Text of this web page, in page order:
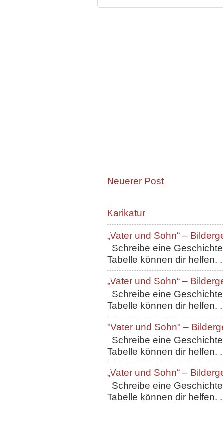
Neuerer Post
Karikatur
„Vater und Sohn“ –
Schreibe eine
Tabelle können dir helfen.
„Vater und Sohn“ –
Schreibe eine
Tabelle können dir helfen.
"Vater und Sohn" –
Schreibe eine
Tabelle können dir helfen.
„Vater und Sohn“ –
Schreibe eine
Tabelle können dir helfen.